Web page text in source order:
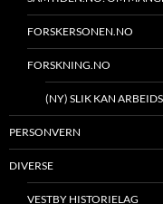
FORSKERSONEN.NO
FORSKNING.NO
(NY) SLIK KAN
PERSONVERN
DIVERSE
VESTBY HISTORIELAG